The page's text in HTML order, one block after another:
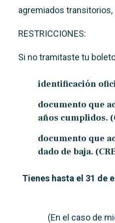
agremiados
RESTRICCIONES:
Si no tramitaste tu
identificación
documento que
años cumplidos.
documento que
dado de baja.
Tienes hasta el 31 de
(En el caso de